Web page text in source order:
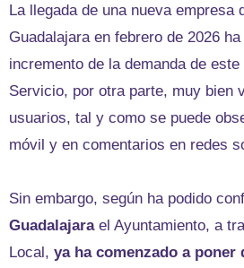
La llegada de una nueva empresa
Guadalajara en febrero de 2026
incremento de la demanda de
Servicio, por otra parte, muy bien
usuarios, tal y como se puede
móvil y en comentarios en redes
Sin embargo, según ha podido
Guadalajarael Ayuntamiento, a
Local, ya ha comenzado a poner